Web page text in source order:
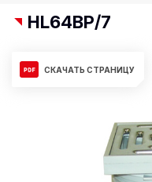
HL64BP/7
СКАЧАТЬ СТРАНИЦУ